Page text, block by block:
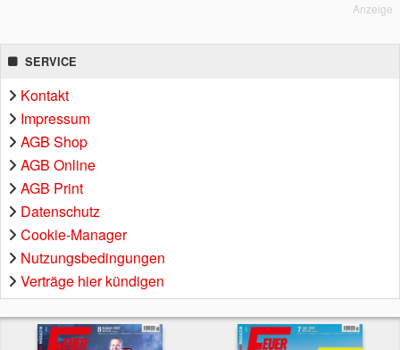
Anzeige
SERVICE
Kontakt
Impressum
AGB Shop
AGB Online
AGB Print
Datenschutz
Cookie-Manager
Nutzungsbedingungen
Verträge hier kündigen